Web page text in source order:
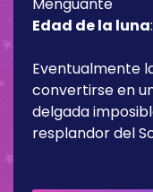
Edad de la luna:
Eventualmente
convertirse en
delgada
resplandor del